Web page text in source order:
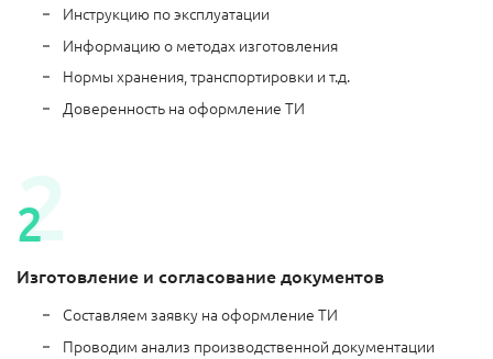
Инструкцию по эксплуатации
Информацию о методах изготовления
Нормы хранения, транспортировки и т.д.
Доверенность на оформление ТИ
Изготовление и согласование документов
Составляем заявку на оформление ТИ
Проводим анализ производственной документации